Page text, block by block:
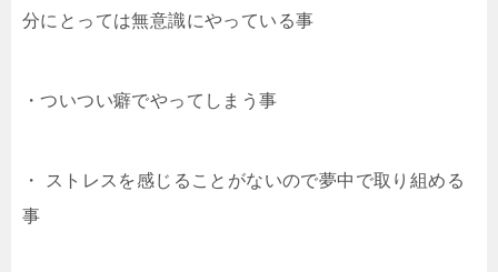
分にとっては無意識にやっている事
・ついつい癖でやってしまう事
・ ストレスを感じることがないので夢中で取り組める
事